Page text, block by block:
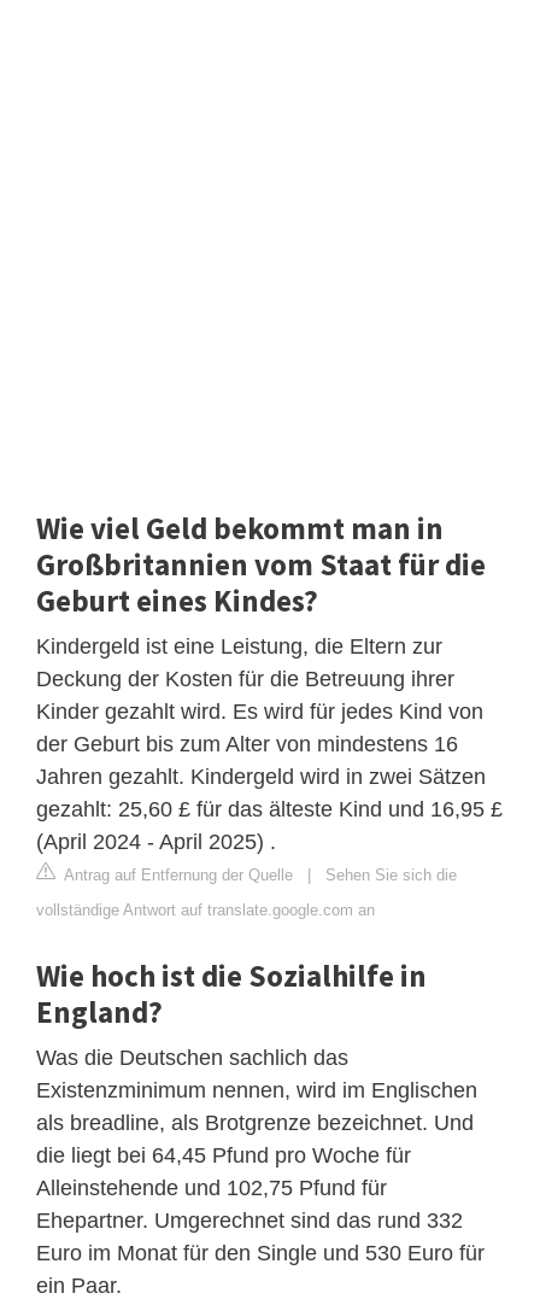
Wie viel Geld bekommt man in
Großbritannien vom Staat für die
Geburt eines Kindes?
Kindergeld ist eine Leistung, die Eltern zur
Deckung der Kosten für die Betreuung ihrer
Kinder gezahlt wird. Es wird für jedes Kind von
der Geburt bis zum Alter von mindestens 16
Jahren gezahlt. Kindergeld wird in zwei Sätzen
gezahlt: 25,60 £ für das älteste Kind und 16,95 £
(April 2024 - April 2025) .
Antrag auf Entfernung der Quelle | Sehen Sie sich die
vollständige Antwort auf translate.google.com an
Wie hoch ist die Sozialhilfe in
England?
Was die Deutschen sachlich das
Existenzminimum nennen, wird im Englischen
als breadline, als Brotgrenze bezeichnet. Und
die liegt bei 64,45 Pfund pro Woche für
Alleinstehende und 102,75 Pfund für
Ehepartner. Umgerechnet sind das rund 332
Euro im Monat für den Single und 530 Euro für
ein Paar.